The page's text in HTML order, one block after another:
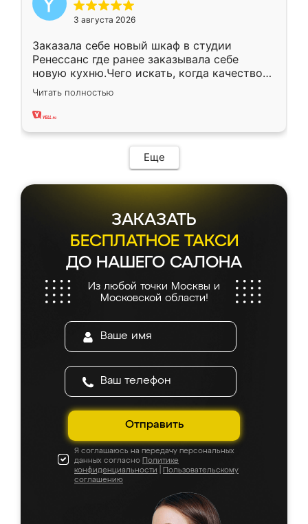
3 августа 2026
Заказала себе новый шкаф в студии
Ренессанс где ранее заказывала себе
новую кухню.Чего искать, когда качеством
вполне довольна. Служит кухня уже почти
два года, нареканий нет.
Читать полностью
Еще
ЗАКАЗАТЬ
БЕСПЛАТНОЕ ТАКСИ
ДО НАШЕГО САЛОНА
Из любой точки Москвы и
Московской области!
Отправить
Я соглашаюсь на передачу персональных
данных согласно Политике
конфиденциальности
Пользовательскому
соглашению